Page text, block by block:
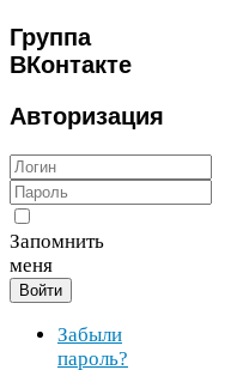
Группа
ВКонтакте
Авторизация
Запомнить
меня
Войти
Забыли
пароль?